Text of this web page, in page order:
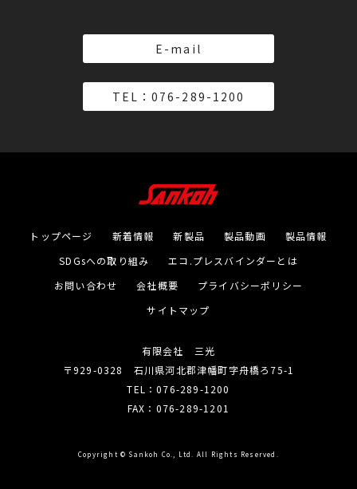
E-mail
TEL：076-289-1200
トップページ 新着情報 新製品 製品動画
製品情報
SDGsへの取り組み
エコ.プレスバインダーとは
お問い合わせ
会社概要
プライバシーポリシー
サイトマップ
有限会社 三光
〒929-0328 石川県河北郡津幡町字舟橋ろ75-1
TEL：076-289-1200
FAX：076-289-1201
Copyright © Sankoh Co., Ltd. All Rights Reserved.